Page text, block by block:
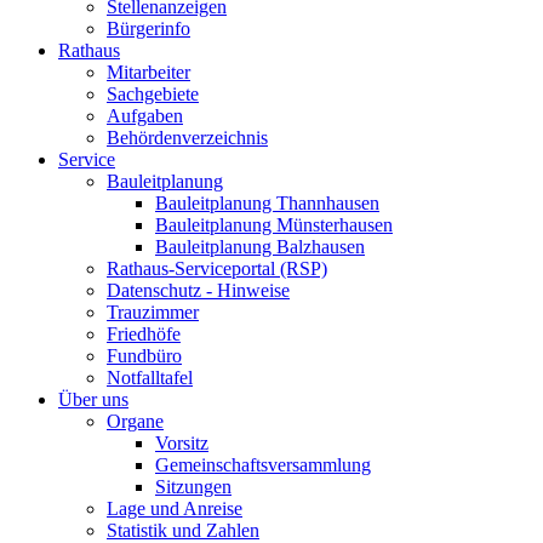
Stellenanzeigen
Bürgerinfo
Rathaus
Mitarbeiter
Sachgebiete
Aufgaben
Behördenverzeichnis
Service
Bauleitplanung
Bauleitplanung Thannhausen
Bauleitplanung Münsterhausen
Bauleitplanung Balzhausen
Rathaus-Serviceportal (RSP)
Datenschutz - Hinweise
Trauzimmer
Friedhöfe
Fundbüro
Notfalltafel
Über uns
Organe
Vorsitz
Gemeinschaftsversammlung
Sitzungen
Lage und Anreise
Statistik und Zahlen